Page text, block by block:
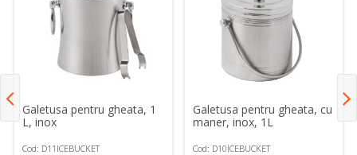
Galetusa pentru gheata, 1
L, inox
Cod: D11ICEBUCKET
Galetusa pentru gheata, cu
maner, inox, 1L
Cod: D10ICEBUCKET